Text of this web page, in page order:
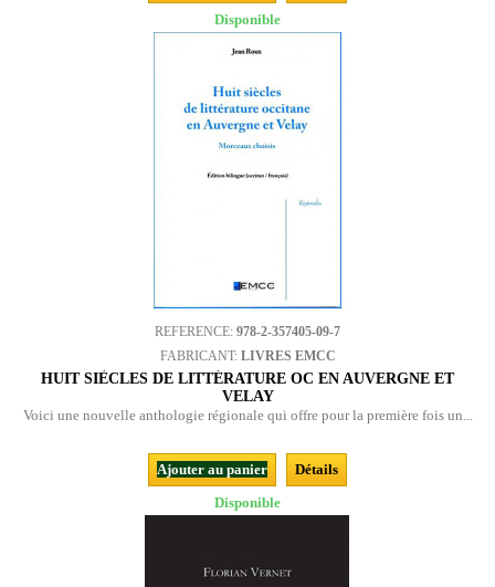
Disponible
REFERENCE: 978-2-357405-09-7
FABRICANT: LIVRES EMCC
HUIT SIÈCLES DE LITTÉRATURE OC EN AUVERGNE ET
VELAY
Voici une nouvelle anthologie régionale qui offre pour la première fois un...
Ajouter au panier
Détails
Disponible